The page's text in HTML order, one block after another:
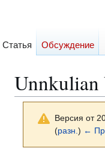
Unnkulian
Версия от
(разн.) ←
Статья Обсуждение